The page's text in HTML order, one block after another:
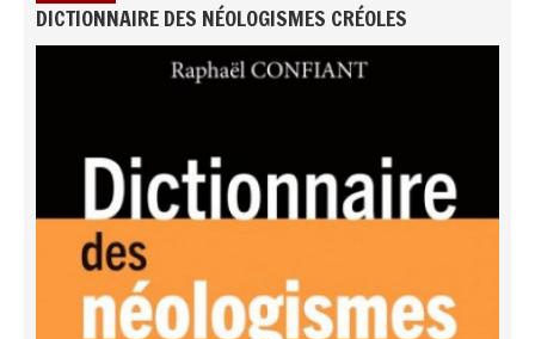
DICTIONNAIRE DES NÉOLOGISMES CRÉOLES